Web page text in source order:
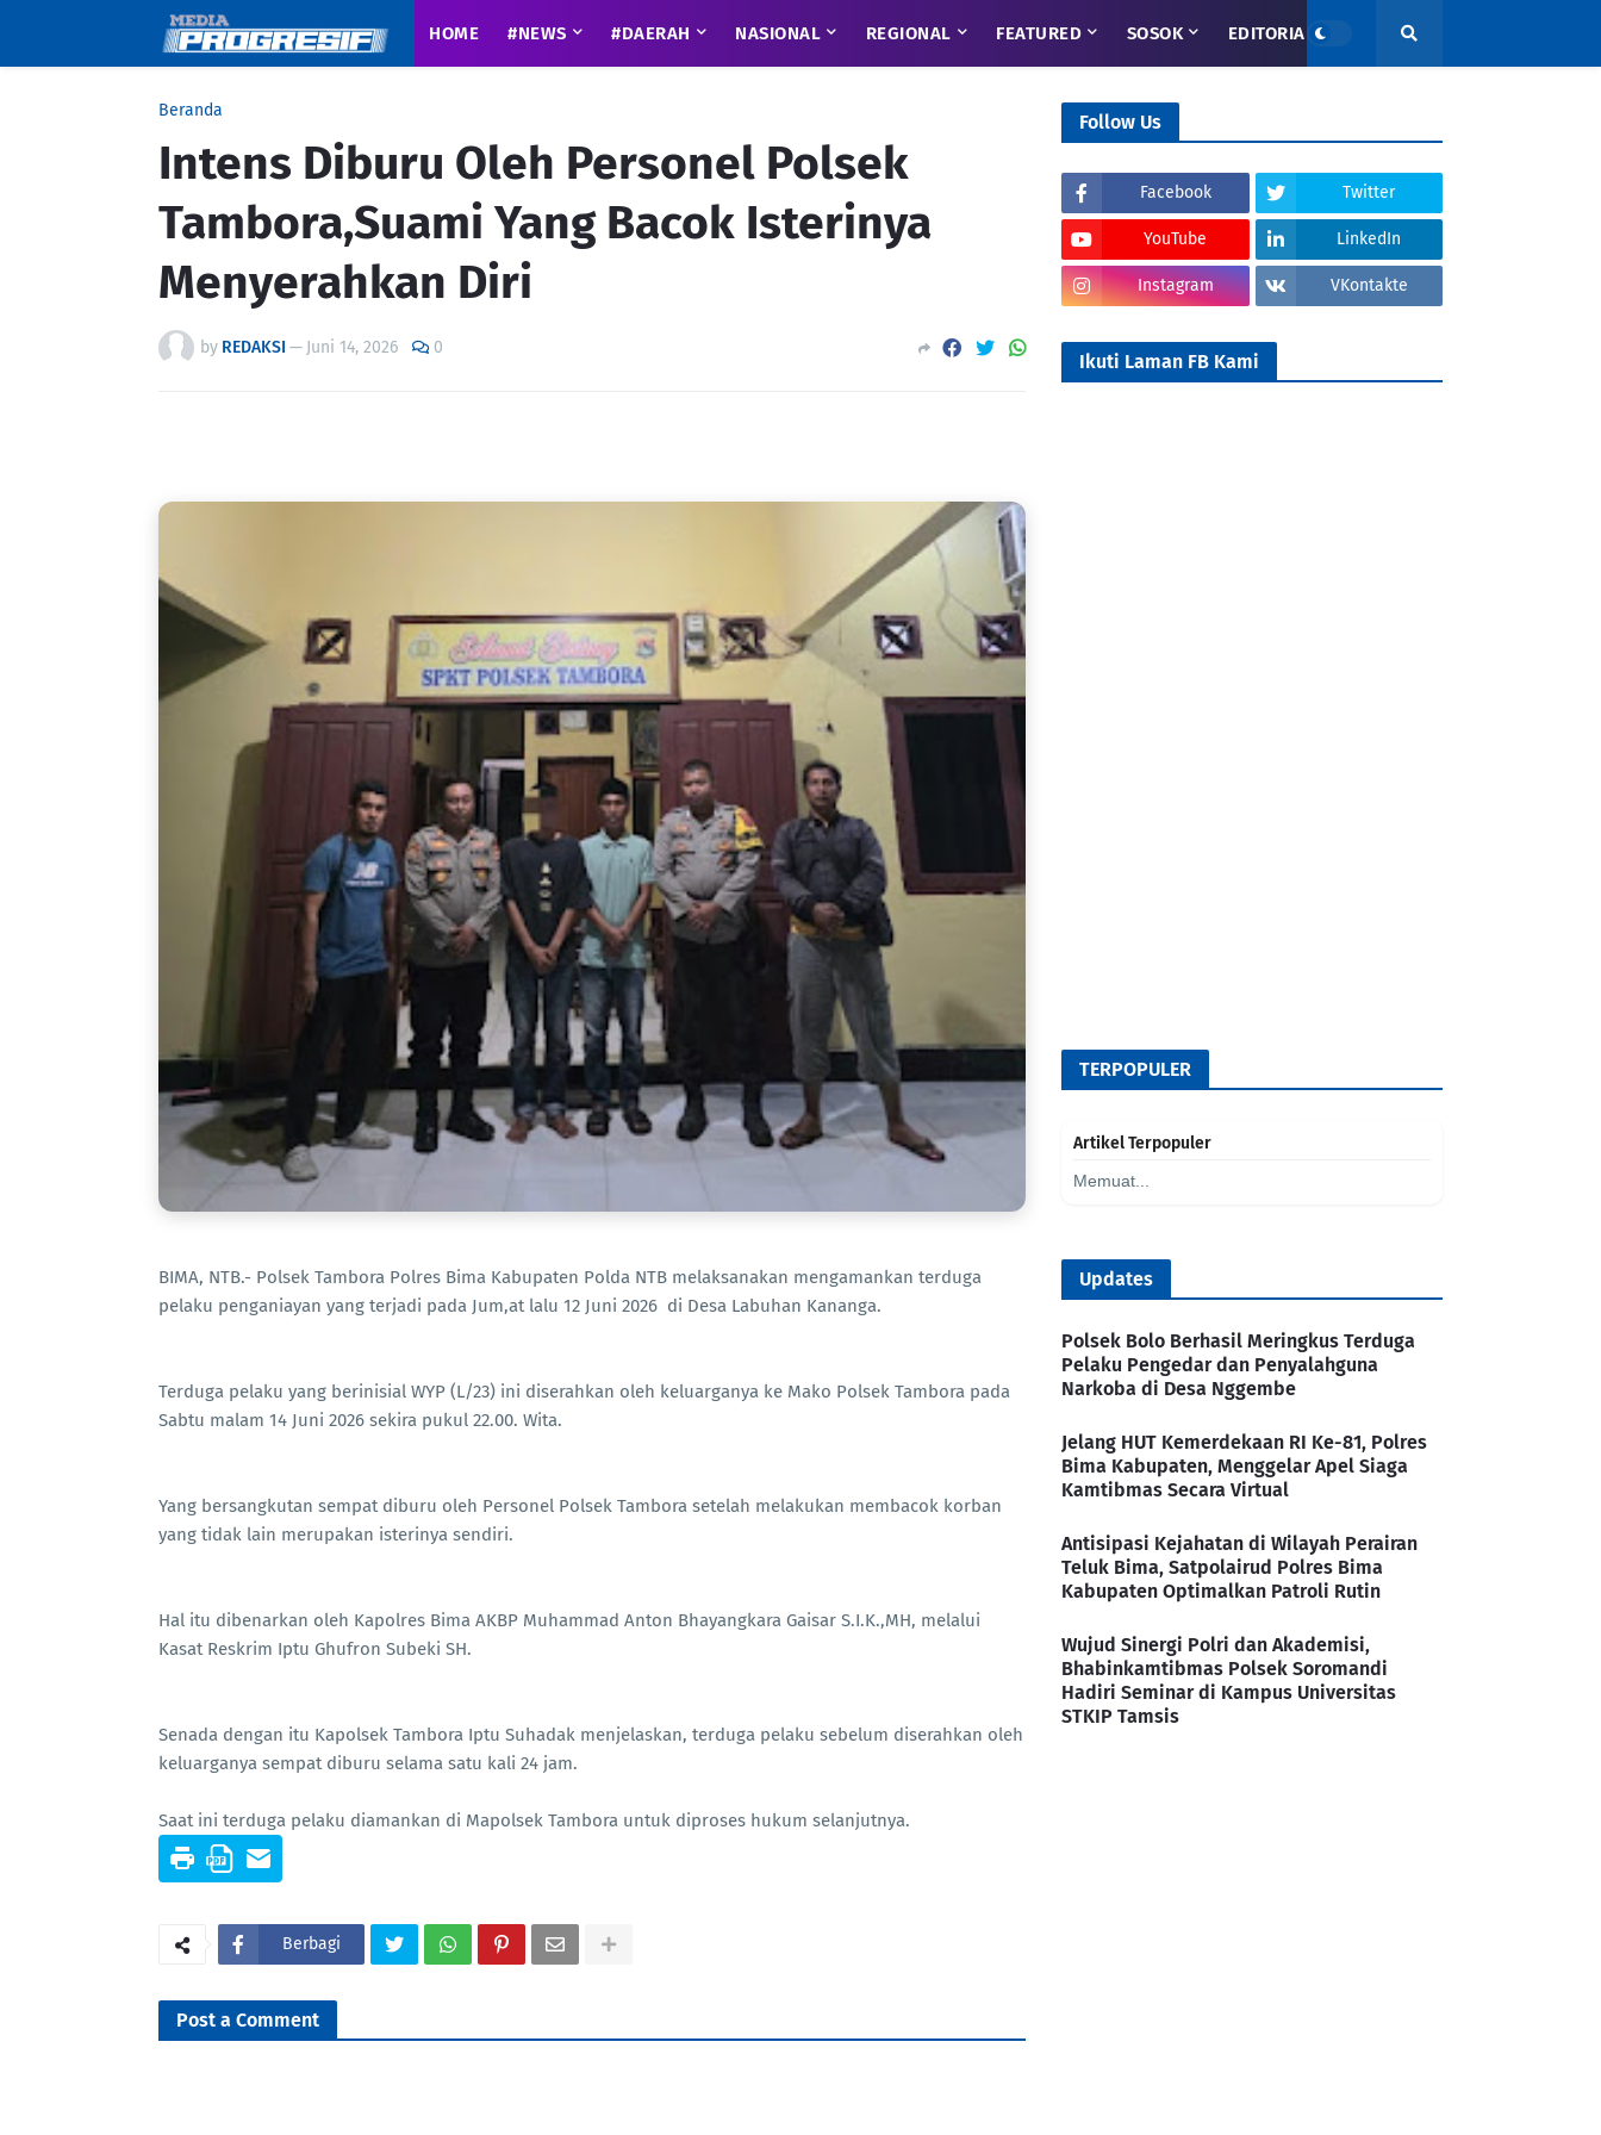
HOME #NEWS #DAERAH NASIONAL REGIONAL FEATURED SOSOK EDITORIAL
Beranda
Intens Diburu Oleh Personel Polsek
Tambora,Suami Yang Bacok Isterinya
Menyerahkan Diri
by REDAKSI — Juni 14, 2026 0
BIMA, NTB.- Polsek Tambora Polres Bima Kabupaten Polda NTB melaksanakan mengamankan terduga
pelaku penganiayan yang terjadi pada Jum,at lalu 12 Juni 2026 di Desa Labuhan Kananga.
Terduga pelaku yang berinisial WYP (L/23) ini diserahkan oleh keluarganya ke Mako Polsek Tambora pada
Sabtu malam 14 Juni 2026 sekira pukul 22.00. Wita.
Yang bersangkutan sempat diburu oleh Personel Polsek Tambora setelah melakukan membacok korban
yang tidak lain merupakan isterinya sendiri.
Hal itu dibenarkan oleh Kapolres Bima AKBP Muhammad Anton Bhayangkara Gaisar S.I.K.,MH, melalui
Kasat Reskrim Iptu Ghufron Subeki SH.
Senada dengan itu Kapolsek Tambora Iptu Suhadak menjelaskan, terduga pelaku sebelum diserahkan oleh
keluarganya sempat diburu selama satu kali 24 jam.
Saat ini terduga pelaku diamankan di Mapolsek Tambora untuk diproses hukum selanjutnya.
Berbagi
Post a Comment
Follow Us
Facebook Twitter
YouTube LinkedIn
Instagram VKontakte
Ikuti Laman FB Kami
TERPOPULER
Artikel Terpopuler
Memuat...
Updates
Polsek Bolo Berhasil Meringkus Terduga
Pelaku Pengedar dan Penyalahguna
Narkoba di Desa Nggembe
Jelang HUT Kemerdekaan RI Ke-81, Polres
Bima Kabupaten, Menggelar Apel Siaga
Kamtibmas Secara Virtual
Antisipasi Kejahatan di Wilayah Perairan
Teluk Bima, Satpolairud Polres Bima
Kabupaten Optimalkan Patroli Rutin
Wujud Sinergi Polri dan Akademisi,
Bhabinkamtibmas Polsek Soromandi
Hadiri Seminar di Kampus Universitas
STKIP Tamsis